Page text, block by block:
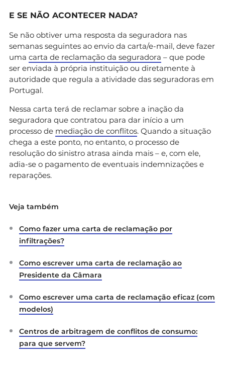
E SE NÃO ACONTECER NADA?
Se não obtiver uma resposta da seguradora nas
semanas seguintes ao envio da carta/e-mail, deve fazer
uma carta de reclamação da seguradora – que pode
ser enviada à própria instituição ou diretamente à
autoridade que regula a atividade das seguradoras em
Portugal.
Nessa carta terá de reclamar sobre a inação da
seguradora que contratou para dar início a um
processo de mediação de conflitos. Quando a situação
chega a este ponto, no entanto, o processo de
resolução do sinistro atrasa ainda mais – e, com ele,
adia-se o pagamento de eventuais indemnizações e
reparações.
Veja também
Como fazer uma carta de reclamação por
infiltrações?
Como escrever uma carta de reclamação ao
Presidente da Câmara
Como escrever uma carta de reclamação eficaz (com
modelos)
Centros de arbitragem de conflitos de consumo:
para que servem?